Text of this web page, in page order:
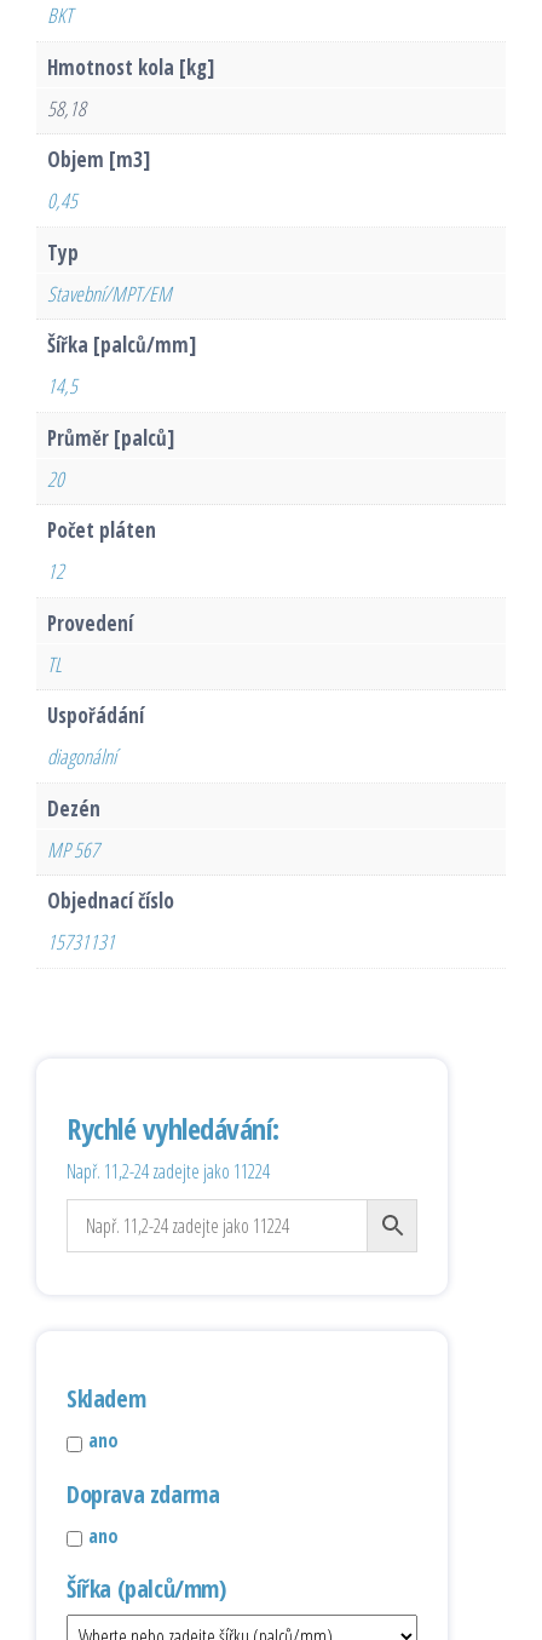
BKT
Hmotnost kola [kg]
58,18
Objem [m3]
0,45
Typ
Stavební/MPT/EM
Šířka [palců/mm]
14,5
Průměr [palců]
20
Počet pláten
12
Provedení
TL
Uspořádání
diagonální
Dezén
MP 567
Objednací číslo
15731131
Rychlé vyhledávání:
Např. 11,2-24 zadejte jako 11224
Skladem
ano
Doprava zdarma
ano
Šířka (palců/mm)